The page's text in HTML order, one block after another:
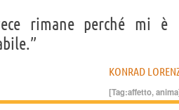
rimane perché mi è
KONRAD
[Tag:affetto,anima